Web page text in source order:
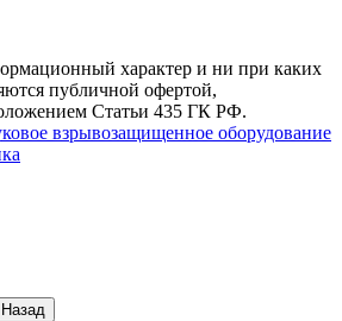
характер и ни при каких
публичной офертой,
Статьи 435 ГК РФ.
взрывозащищенное оборудование
Назад